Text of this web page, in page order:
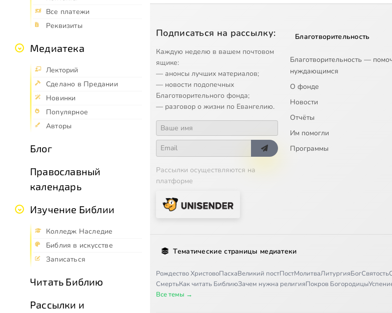
Все платежи
Реквизиты
Медиатека
Лекторий
Сделано в Предании
Новинки
Популярное
Авторы
Блог
Православный
календарь
Изучение Библии
Колледж Наследие
Библия в искусстве
Записаться
Читать Библию
Рассылки и
Подписаться на рассылку:
Каждую неделю в вашем почтовом
ящике:
— анонсы лучших материалов;
— новости подопечных
Благотворительного фонда;
— разговор о жизни по Евангелию.
Рассылки осуществляются на
платформе
Благотворительность
Благотворительность —
нуждающимся
О фонде
Новости
Отчёты
Им помогли
Программы
Тематические страницы медиатеки
Рождество ХристовоПасхаВеликий постПостМолитваЛитургияБогСвятость
СмертьКак читать БиблиюЗачем нужна религияПокров Богородицы
Все темы →